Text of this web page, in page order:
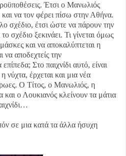
Έτσι ο Μανωλιός
και να τον φέρει πίσω στην Αθήνα.
σχέδιο, έτσι ώστε να πάρουν την
σχέδιο ξεκινάει. Τι γίνεται όμως
και να αποκαλύπτεται η
αποδεχτείς την
Στο παιχνίδι αυτό, είναι
νύχτα, έρχεται και μια νέα
Ο Τίτος, ο Μανωλιός, η
ο Λουκιανός κλείνουν τα μάτια
σε μια κατά τα άλλα ήσυχη